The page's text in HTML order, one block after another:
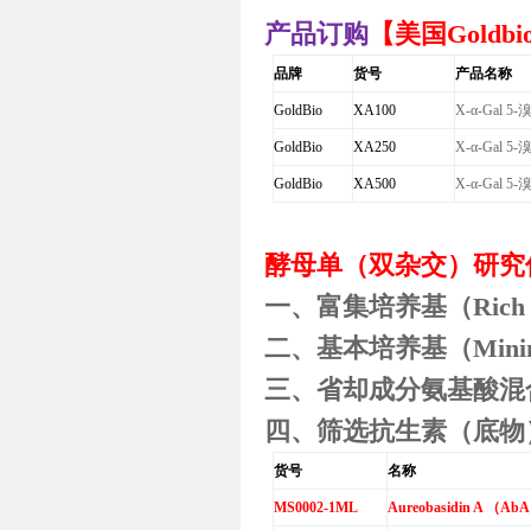
产品订购 【美国
品牌 货号 产品名称
GoldBio XA100 X-α-Gal 5-
GoldBio XA250 X-α-Gal 5-
GoldBio XA500 X-α-Gal 5-
酵母单（双杂交）研
一、富集培养基（
二、基本培养基（
三、省却成分氨基酸
四、筛选抗生素（底物
货号 名称
MS0002-1ML Aureobasidin A （AbA